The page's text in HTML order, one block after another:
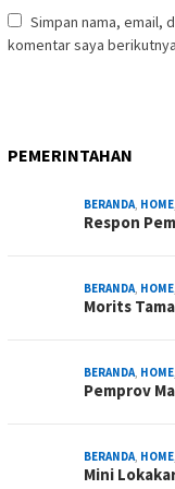
Simpan nama, email,
komentar saya
PEMERINTAHAN
BERANDA, HOME,
Respon
BERANDA, HOME,
Morits
BERANDA, HOME,
Pemprov
BERANDA, HOME,
Mini